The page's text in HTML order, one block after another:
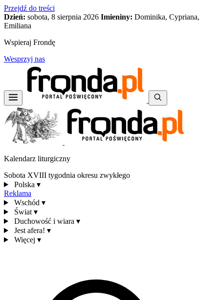
Przejdź do treści
Dzień: sobota, 8 sierpnia 2026 Imieniny: Dominika, Cypriana,
Emiliana
Wspieraj Frondę
Wesprzyj nas
Kalendarz liturgiczny
Sobota XVIII tygodnia okresu zwykłego
Polska ▾
Reklama
Wschód ▾
Świat ▾
Duchowość i wiara ▾
Jest afera! ▾
Więcej ▾